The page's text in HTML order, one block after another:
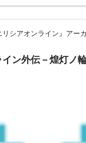
リシアオンライン』アー
ン外伝－煌灯ノ